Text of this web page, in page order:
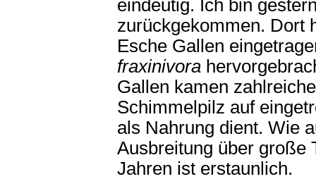
eindeutig. Ich bin
zurückgekommen. Dort
Esche Gallen
fraxinivora
Gallen kamen
Schimmelpilz auf
als Nahrung dient. Wie
Ausbreitung über große
Jahren ist erstaunlich.